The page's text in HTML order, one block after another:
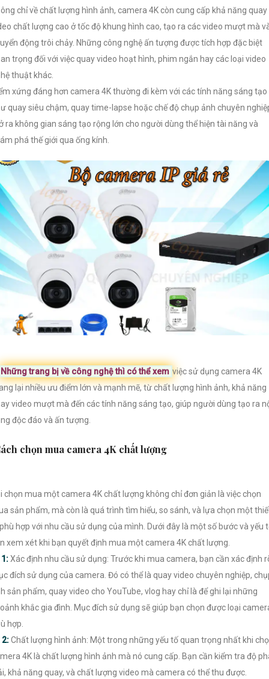
chỉ về chất lượng hình ảnh, camera 4K còn cung cấp khả năng quay
chất lượng cao ở tốc độ khung hình cao, tạo ra các video mượt mà
động trôi chảy. Những công nghệ ấn tượng được tích hợp đặc biệt
trọng đối với việc quay video hoạt hình, phim ngắn hay các loại video
thuật khác.
xứng đáng hơn camera 4K thường đi kèm với các tính năng sáng tạo
quay siêu chậm, quay time-lapse hoặc chế độ chụp ảnh chuyên
ra không gian sáng tạo rộng lớn cho người dùng thể hiện tài năng và
phá thế giới qua ống kính.
Những trang bị về công nghệ thì có thể xem việc sử dụng camera 4K
lại nhiều ưu điểm lớn và mạnh mẽ, từ chất lượng hình ảnh, khả năng
video mượt mà đến các tính năng sáng tạo, giúp người dùng tạo ra
độc đáo và ấn tượng.
chọn mua camera 4K chất lượng
chọn mua một camera 4K chất lượng không chỉ đơn giản là việc chọn
sản phẩm, mà còn là quá trình tìm hiểu, so sánh, và lựa chọn một
hợp với nhu cầu sử dụng của mình. Dưới đây là một số bước và yếu
xem xét khi bạn quyết định mua một camera 4K chất lượng.
1:Xác định nhu cầu sử dụng: Trước khi mua camera, bạn cần xác định
đích sử dụng của camera. Đó có thể là quay video chuyên nghiệp,
sản phẩm, quay video cho YouTube, vlog hay chỉ là để ghi lại những
khắc gia đình. Mục đích sử dụng sẽ giúp bạn chọn được loại
hợp.
2:Chất lượng hình ảnh: Một trong những yếu tố quan trọng nhất khi
4K là chất lượng hình ảnh mà nó cung cấp. Bạn cần kiểm tra độ
khả năng quay, và chất lượng video mà camera có thể thu được.